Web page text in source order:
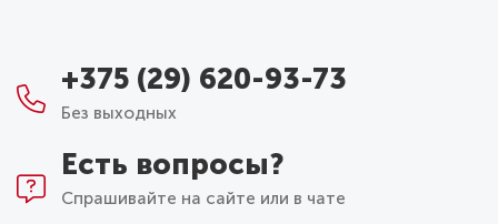
+375 (29) 620-93-73
Без выходных
Есть вопросы?
Спрашивайте на сайте или в чате